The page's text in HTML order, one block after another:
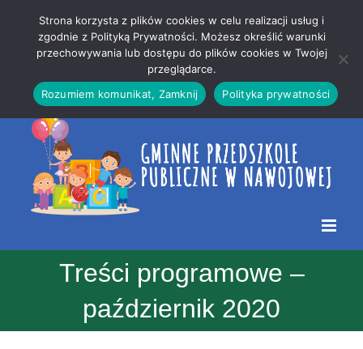
treści
strony
Treści programowe –
październik 2020
Strona korzysta z plików cookies w celu realizacji usług i
zgodnie z Polityką Prywatności. Możesz określić warunki
przechowywania lub dostępu do plików cookies w Twojej
przeglądarce.
Rozumiem komunikat, Zamknij
Polityka prywatności